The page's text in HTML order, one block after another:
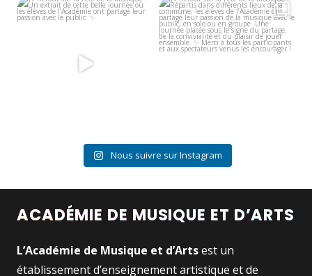
🎶 Retour sur la Fête de la Musique
!
🎶 Retour sur la Fête de la Musique
!
...
7 0
Nous suivre sur Instagram
ACADÉMIE DE MUSIQUE ET D’ARTS
L’Académie de Musique et d’Artsest un
établissement d’enseignement artistique et de